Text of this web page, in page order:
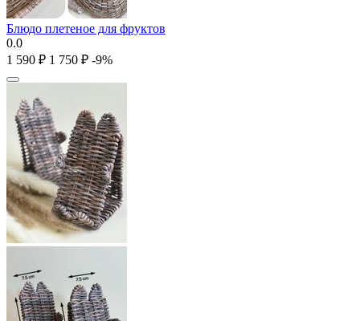
Блюдо плетеное для фруктов
0.0
1 590 ₽ 1 750 ₽ -9%